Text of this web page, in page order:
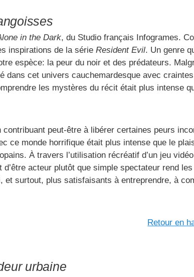
in the Dark, du Studio français Infogrames.
inspirations de la série Resident Evil. Un genre
espèce: la peur du noir et des prédateurs.
dans cet univers cauchemardesque avec
les mystères du récit était plus intense
contribuant peut-être à libérer certaines peurs
ce monde horrifique était plus intense que le
À travers l’utilisation récréatif d’un jeu
acteur plutôt que simple spectateur rend les
surtout, plus satisfaisants à entreprendre, à
Retour en
urbaine